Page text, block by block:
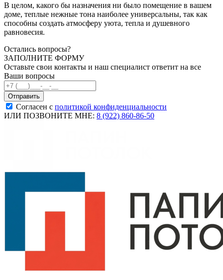
В целом, какого бы назначения ни было помещение в вашем
доме, теплые нежные тона наиболее универсальны, так как
способны создать атмосферу уюта, тепла и душевного
равновесия.
Остались вопросы?
ЗАПОЛНИТЕ ФОРМУ
Оставьте свои контакты и наш специалист ответит на все
Ваши вопросы
Согласен с политикой конфиденциальности
ИЛИ ПОЗВОНИТЕ МНЕ: 8 (922) 860-86-50